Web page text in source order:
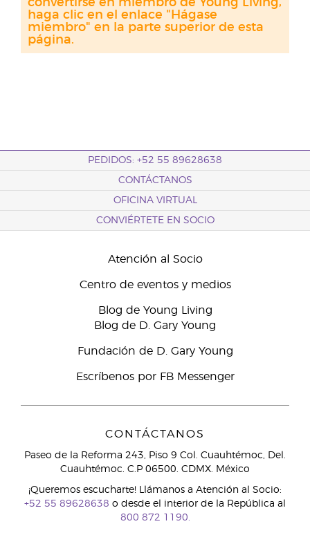
convertirse en miembro de Young Living,
haga clic en el enlace "Hágase
miembro" en la parte superior de esta
página.
PEDIDOS: +52 55 89628638
CONTÁCTANOS
OFICINA VIRTUAL
CONVIÉRTETE EN SOCIO
Atención al Socio
Centro de eventos y medios
Blog de Young Living
Blog de D. Gary Young
Fundación de D. Gary Young
Escríbenos por FB Messenger
CONTÁCTANOS
Paseo de la Reforma 243, Piso 9 Col. Cuauhtémoc, Del.
Cuauhtémoc. C.P 06500. CDMX. México
¡Queremos escucharte! Llámanos a Atención al Socio:
+52 55 89628638 o desde el interior de la República al
800 872 1190.